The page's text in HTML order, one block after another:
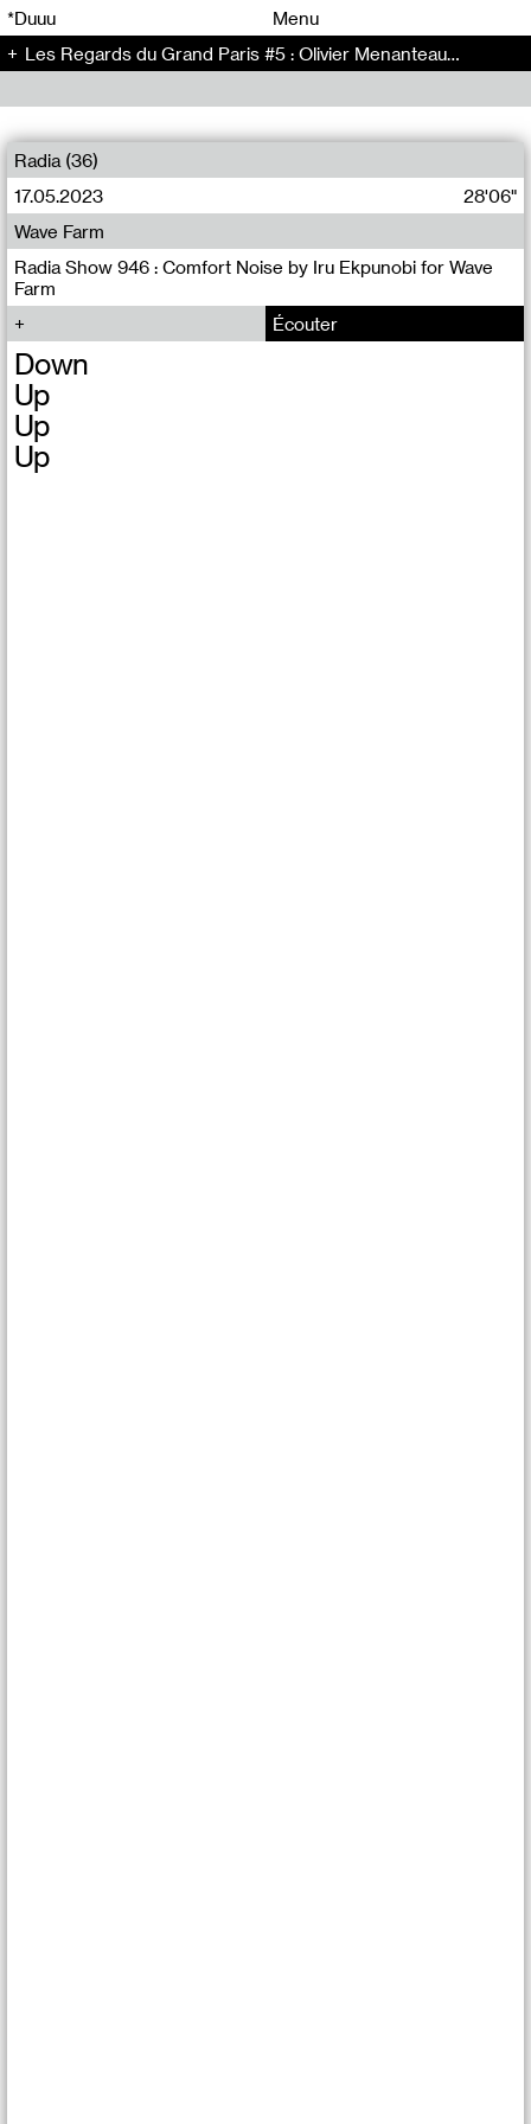
*Duuu
Menu
Les Regards du Grand Paris #5 : Olivier Menanteau - Conversation (69)
Radia (36)
17.05.2023
28'06"
Radia Show 946 : Comfort Noise by Iru Ekpunobi for Wave
Farm
Wave Farm
Écouter
Down
Up
Up
Up
00 00
00 00